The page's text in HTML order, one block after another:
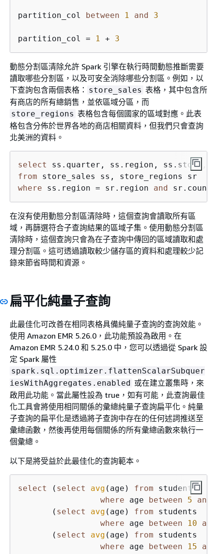
partition_col between 1 and 3
partition_col = 1 + 3
動態分割區清除允許 Spark 引擎在執行時間動態推斷需要
讀取哪些分割區，以及可安全消除哪些分割區。例如，以
下查詢包含兩個表格： store_sales 表格，其中包含所
有商店的所有總銷售，並依區域分區，而
store_regions 表格包含每個國家的區域對應。此表
格包含分佈於世界各地的商店相關資料，但我們只會查詢
北美洲的資料。
select
from
where ss.region = sr.region and
在沒有使用動態分割區清除時，這個查詢會讀取所有區
域，再篩選符合子查詢結果的區域子集。使用動態分割區
清除時，這個查詢只會為在子查詢中傳回的區域讀取和處
理分割區。這可透過讀取較少儲存區的資料和處理較少記
錄來節省時間和資源。
扁平化純量子查詢
此最佳化可改善在相同表格具備純量子查詢的查詢效能。
使用 Amazon EMR 5.26.0，此功能預設為啟用。在
Amazon EMR 5.24.0 和 5.25.0 中，您可以透過從 Spark 設
定 Spark 屬性
spark.sql.optimizer.flattenScalarSubquer
iesWithAggregates.enabled 或在建立叢集時，來
啟用此功能。當此屬性設為 true，如有可能，此查詢最佳
化工具會將使用相同關係的彙總純量子查詢扁平化。純量
子查詢的扁平化是透過將子查詢中存在的任何述詞推送至
彙總函數，然後再使用每個關係的所有彙總函數來執行一
個彙總。
以下是將受益於此最佳化的查詢範本。
select ( select avg (age) from
where age between 5 and
       (
select avg (age) from
where age between 10
and
       (
select avg (age) from
where age between 15 and